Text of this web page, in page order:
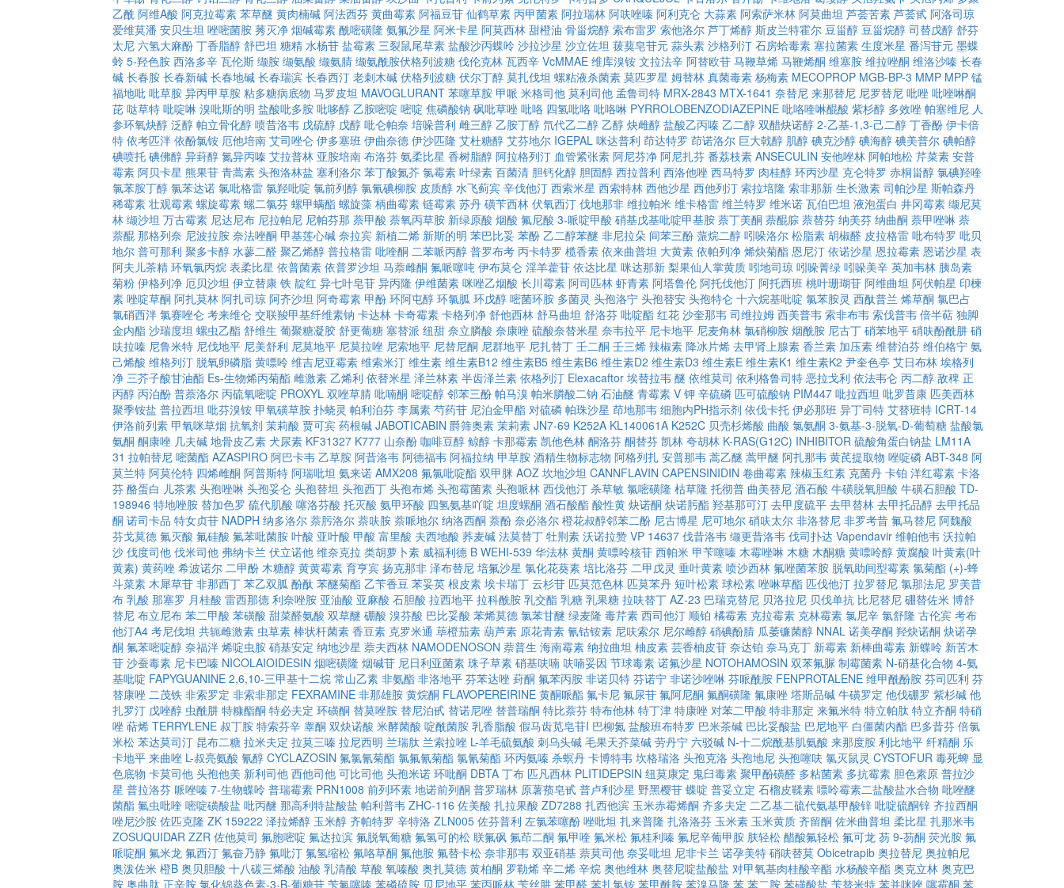
乙酰 阿维A酸 阿克拉霉素 苯草醚 黄肉楠碱 阿法西芬 黄曲霉素 阿福豆苷 仙鹤草素 丙甲菌素 阿拉瑞林 阿呋唑嗪 阿利克仑 大蒜素 阿索萨米林 阿莫曲坦 芦荟苦素 芦荟甙 阿洛司琼
爱维莫潘 安贝生坦 唑嘧菌胺 莠灭净 烟碱霉素 酰嘧磺隆 氨氟沙星 阿米卡星 阿莫西林 甜橙油 骨甾烷醇 索布雷罗 索他洛尔 芦丁烯醇 斯皮兰特霍尔 豆甾醇 豆甾烷醇 司替戊醇 舒芬
太尼 六氢大麻酚 丁香脂醇 舒巴坦 糖精 水杨苷 盐霉素 三裂鼠尾草素 盐酸沙丙蝶呤 沙拉沙星 沙立佐坦 菝葜皂苷元 蒜头素 沙格列汀 石房蛤毒素 塞拉菌素 生度米星 番泻苷元 墨蝶
蛉 5-羟色胺 西洛多辛 瓦伦斯 缬胺 缬氨酸 缬氨腈 缬氨酰胺伏格列波糖 伐伦克林 瓦西辛 VcMMAE 维库溴铵 文拉法辛 阿替欧苷 马鞭草烯 马鞭烯酮 维塞胺 维拉唑酮 维洛沙嗪 长春
碱 长春胺 长春新碱 长春地碱 长春瑞滨 长春西汀 老刺木碱 伏格列波糖 伏尔丁醇 莫扎伐坦 螺粘液杀菌素 莫匹罗星 姆替林 真菌毒素 杨梅素 MECOPROP MGB-BP-3 MMP MPP 锰
福地吡 吡草胺 异丙甲草胺 粘多糖病底物 马罗皮坦 MAVOGLURANT 苯噻草胺 甲哌 米格司他 莫利司他 孟鲁司特 MRX-2843 MTX-1641 奈替尼 来那替尼 尼罗替尼 吡唑 吡唑啉酮
芘 哒草特 吡啶啉 溴吡斯的明 盐酸吡多胺 吡哆醇 乙胺嘧啶 嘧啶 焦磷酸钠 砜吡草唑 吡咯 四氢吡咯 吡咯啉 PYRROLOBENZODIAZEPINE 吡咯喹啉醌酸 紫杉醇 多效唑 帕塞维尼 人
参环氧炔醇 泛醇 帕立骨化醇 喷昔洛韦 戊硫醇 戊醇 吡仑帕奈 培哚普利 雌三醇 乙胺丁醇 氘代乙二醇 乙醇 炔雌醇 盐酸乙丙嗪 乙二醇 双醋炔诺醇 2-乙基-1,3-己二醇 丁香酚 伊卡倍
特 依考匹泮 依酚氯铵 厄他培南 艾司唑仑 伊多塞班 伊曲奈德 伊沙匹隆 艾杜糖醇 艾芬地尔 IGEPAL 咪达普利 茚达特罗 茚诺洛尔 巨大戟醇 肌醇 碘克沙醇 碘海醇 碘美普尔 碘帕醇
碘喷托 碘佛醇 异葑醇 氮异丙嗪 艾拉普林 亚胺培南 布洛芬 氨柔比星 香树脂醇 阿拉格列汀 血管紧张素 阿尼芬净 阿尼扎芬 番荔枝素 ANSECULIN 安他唑林 阿帕地松 芹菜素 安普
霉素 阿贝卡星 熊果苷 青蒿素 头孢洛林盐 塞利洛尔 苯丁酸氮芥 氯霉素 叶绿素 百菌清 胆钙化醇 胆固醇 西拉普利 西洛他唑 西马特罗 肉桂醇 环丙沙星 克仑特罗 赤桐甾醇 氯碘羟喹
氯苯胺丁醇 氯苯达诺 氯吡格雷 氯羟吡啶 氯前列醇 氯氰碘柳胺 皮质醇 水飞蓟宾 辛伐他汀 西索米星 西索特林 西他沙星 西他列汀 索拉培隆 索非那新 生长激素 司帕沙星 斯帕森丹
稀霉素 壮观霉素 螺旋霉素 螺二氯芬 螺甲螨酯 螺旋藻 柄曲霉素 链霉素 苏丹 磺苄西林 伏氧西汀 伐地那非 维拉帕米 维卡格雷 维兰特罗 维米诺 瓦伯巴坦 液泡蛋白 井冈霉素 缬尼莫
林 缬沙坦 万古霉素 尼达尼布 尼拉帕尼 尼帕芬那 萘甲酸 萘氧丙草胺 新绿原酸 烟酸 氟尼酸 3-哌啶甲酸 硝基戊基吡啶甲基胺 萘丁美酮 萘醌腙 萘替芬 纳美芬 纳曲酮 萘甲唑啉 萘
萘醌 那格列奈 尼波拉胺 奈法唑酮 甲基莲心碱 奈拉宾 新植二烯 新斯的明 苯巴比妥 苯酚 乙二醇苯醚 非尼拉朵 间苯三酚 蒎烷二醇 吲哚洛尔 松脂素 胡椒醛 皮拉格雷 吡布特罗 吡贝
地尔 普可那利 聚多卡醇 水蓼二醛 聚乙烯醇 普拉格雷 吡喹酮 二苯哌丙醇 普罗布考 丙卡特罗 榄香素 依来曲普坦 大黄素 依帕列净 烯炔菊酯 恩尼汀 依诺沙星 恩拉霉素 恩诺沙星 表
阿夫儿茶精 环氧氯丙烷 表柔比星 依普菌素 依普罗沙坦 马萘雌酮 氟哌噻吨 伊布莫仑 淫羊藿苷 依达比星 咪达那新 梨果仙人掌黄质 吲地司琼 吲哚菁绿 吲哚美辛 英加韦林 胰岛素
菊粉 伊格列净 厄贝沙坦 伊立替康 铁 靛红 异七叶皂苷 异丙隆 伊维菌素 咪唑乙烟酸 长川霉素 阿司匹林 虾青素 阿塔鲁伦 阿托伐他汀 阿托西班 桃叶珊瑚苷 阿维曲坦 阿伏帕星 印楝
素 唑啶草酮 阿扎莫林 阿扎司琼 阿齐沙坦 阿奇霉素 甲酚 环阿屯醇 环氯胍 环戊醇 嘧菌环胺 多菌灵 头孢洛宁 头孢替安 头孢特仑 十六烷基吡啶 氯苯胺灵 西酞普兰 烯草酮 氯巴占
氯硝西泮 氯赛唑仑 考来维仑 交联羧甲基纤维素钠 卡达林 卡奇霉素 卡格列净 舒他西林 舒马曲坦 舒洛芬 吡啶酯 红花 沙奎那韦 司维拉姆 西美普韦 索非布韦 索伐普韦 倍半萜 独脚
金内酯 沙瑞度坦 螺虫乙酯 舒维生 葡聚糖凝胶 舒更葡糖 塞替派 纽甜 奈立膦酸 奈康唑 硫酸奈替米星 奈韦拉平 尼卡地平 尼麦角林 氯硝柳胺 烟酰胺 尼古丁 硝苯地平 硝呋酚酰肼 硝
呋拉嗪 尼鲁米特 尼伐地平 尼美舒利 尼莫地平 尼莫拉唑 尼索地平 尼替尼酮 尼群地平 尼扎替丁 壬二酮 壬三烯 辣椒素 降冰片烯 去甲肾上腺素 香兰素 加压素 维替泊芬 维伯格宁 氨
己烯酸 维格列汀 脱氧卵磷脂 黄嘌呤 维吉尼亚霉素 维索米汀 维生素 维生素B12 维生素B5 维生素B6 维生素D2 维生素D3 维生素E 维生素K1 维生素K2 尹奎色亭 艾日布林 埃格列
净 三芥子酸甘油酯 Es-生物烯丙菊酯 雌激素 乙烯利 依替米星 泽兰林素 半齿泽兰素 依格列汀 Elexacaftor 埃替拉韦 醚 依维莫司 依利格鲁司特 恶拉戈利 依法韦仑 丙二醇 敌稗 正
丙醇 丙泊酚 普萘洛尔 丙硫氧嘧啶 PROXYL 双唑草腈 吡喃酮 嘧啶醇 邻苯三酚 帕马溴 帕米膦酸二钠 石油醚 青霉素 V 钾 辛硫磷 匹可硫酸钠 PIM447 吡拉西坦 吡罗昔康 匹美西林
聚季铵盐 普拉西坦 吡芬溴铵 甲氧磺草胺 扑蛲灵 帕利泊芬 李属素 芍药苷 尼泊金甲酯 对硫磷 帕珠沙星 茚地那韦 细胞内PH指示剂 依伐卡托 伊必那班 异丁司特 艾替班特 ICRT-14
伊洛前列素 甲氧咪草烟 抗氧剂 茉莉酸 贾可宾 药根碱 JABOTICABIN 爵筛奥素 茉莉素 JN7-69 K252A KL140061A K252C 贝壳杉烯酸 曲酸 氯氨酮 3-氨基-3-脱氧-D-葡萄糖 盐酸氯
氨酮 酮康唑 几夫碱 地骨皮乙素 犬尿素 KF31327 K777 山奈酚 咖啡豆醇 鲸醇 卡那霉素 凯他色林 酮洛芬 酮替芬 凯林 夸胡林 K-RAS(G12C) INHIBITOR 硫酸角蛋白钠盐 LM11A
31 拉帕替尼 嘧菌酯 AZASPIRO 阿巴卡韦 乙草胺 阿昔洛韦 阿德福韦 阿福拉纳 甲草胺 酒精生物标志物 阿格列扎 安普那韦 蒿乙醚 蒿甲醚 阿扎那韦 黄芪提取物 唑啶磷 ABT-348 阿
莫兰特 阿莫伦特 四烯雌酮 阿普斯特 阿瑞吡坦 氨来诺 AMX208 氟氯吡啶酯 双甲脒 AOZ 坎地沙坦 CANNFLAVIN CAPENSINIDIN 卷曲霉素 辣椒玉红素 克菌丹 卡铂 洋红霉素 卡洛
芬 酪蛋白 儿茶素 头孢唑啉 头孢妥仑 头孢替坦 头孢西丁 头孢布烯 头孢霉菌素 头孢哌林 西伐他汀 杀草敏 氯嘧磺隆 枯草隆 托彻普 曲美替尼 酒石酸 牛磺脱氧胆酸 牛磺石胆酸 TD-
198946 特地唑胺 替加色罗 硫代肌酸 噻洛芬酸 托灭酸 氨甲环酸 四氢氨基吖啶 坦度螺酮 酒石酸酯 酸性黄 炔诺酮 炔诺肟酯 羟基那可汀 去甲度硫平 去甲替林 去甲托品醇 去甲托品
酮 诺司卡品 特女贞苷 NADPH 纳多洛尔 萘肟洛尔 萘呋胺 萘哌地尔 纳洛西酮 萘酚 奈必洛尔 橙花叔醇邻苯二酚 尼古博星 尼可地尔 硝呋太尔 非洛替尼 非罗考昔 氟马替尼 阿魏酸
芬戈莫德 氟灭酸 氟硅酸 氟苯吡菌胺 叶酸 亚叶酸 甲酸 富里酸 夫西地酸 荞麦碱 法莫替丁 牡荆素 沃诺拉赞 VP 14637 伐昔洛韦 缬更昔洛韦 伐司扑达 Vapendavir 维帕他韦 沃拉帕
沙 伐度司他 伐米司他 弗纳卡兰 伏立诺他 维奈克拉 类胡萝卜素 威福利德 B WEHI-539 华法林 黄酮 黄嘌呤核苷 西帕米 甲苄噻嗪 木霉唑啉 木糖 木酮糖 黄嘌呤醇 黄腐酸 叶黄素(叶
黄素) 黄药唑 希波诺尔 二甲酚 木糖醇 黄黄霉素 育亨宾 扬克那非 泽布替尼 培氟沙星 氯化花葵素 培比洛芬 二甲戊灵 垂叶黄素 喷沙西林 氟唑菌苯胺 脱氧助间型霉素 氯菊酯 (+)-蜂
斗菜素 木犀草苷 非那西丁 苯乙双胍 酚酞 苯醚菊酯 乙苄香豆 苯妥英 根皮素 埃卡瑞丁 云杉苷 匹莫范色林 匹莫苯丹 短叶松素 球松素 唑啉草酯 匹伐他汀 拉罗替尼 氯那法尼 罗美昔
布 乳酸 那塞罗 月桂酸 雷西那德 利奈唑胺 亚油酸 亚麻酸 石胆酸 拉西地平 拉科酰胺 乳交酯 乳糖 乳果糖 拉呋替丁 AZ-23 巴瑞克替尼 贝洛拉尼 贝伐单抗 比尼替尼 硼替佐米 博舒
替尼 布立尼布 苯二甲酸 苯磺酸 甜菜醛氨酸 双草醚 硼酸 溴芬酸 巴比妥酸 苯烯莫德 氯苯甘醚 绿麦隆 毒芹素 西司他汀 顺铂 橘霉素 克拉霉素 克林霉素 氯尼辛 氯舒隆 古伦宾 考布
他汀A4 考尼伐坦 共轭雌激素 虫草素 棒状杆菌素 香豆素 克罗米通 荜橙茄素 葫芦素 原花青素 氰钴铵素 尼呋索尔 尼尔雌醇 硝碘酚腈 瓜萎镰菌醇 NNAL 诺美孕酮 羟炔诺酮 炔诺孕
酮 氟苯嘧啶醇 奈福泮 烯啶虫胺 硝基安定 纳地沙星 萘夫西林 NAMODENOSON 萘普生 海南霉素 纳拉曲坦 柚皮素 芸香柚皮苷 奈达铂 奈马克丁 新霉素 新棒曲霉素 新蝶呤 新苦木
苷 沙蚕毒素 尼卡巴嗪 NICOLAIOIDESIN 烟嘧磺隆 烟碱苷 尼日利亚菌素 珠子草素 硝基呋喃 呋喃妥因 节球毒素 诺氟沙星 NOTOHAMOSIN 双苯氟脲 制霉菌素 N-硝基化合物 4-氨
基吡啶 FAPYGUANINE 2,6,10-三甲基十二烷 常山乙素 非氨酯 非洛地平 芬苯达唑 葑酮 氟苯丙胺 非诺贝特 芬诺宁 非诺沙唑啉 芬哌酰胺 FENPROTALENE 维甲酰酚胺 芬司匹利 芬
替康唑 二茂铁 非索罗定 非索非那定 FEXRAMINE 非那雄胺 黄烷酮 FLAVOPEREIRINE 黄酮哌酯 氟卡尼 氟尿苷 氟阿尼酮 氟酮磺隆 氟康唑 塔斯品碱 牛磺罗定 他伐硼罗 紫杉碱 他
扎罗汀 戊唑醇 虫酰肼 特糠酯酮 特必夫定 环磺酮 替莫唑胺 替尼泊甙 替诺尼唑 替普瑞酮 特比萘芬 特布他林 特丁津 特康唑 对苯二甲酸 特非那定 来氟米特 特立帕肽 特立齐酮 特硝
唑 萜烯 TERRYLENE 叔丁胺 特索芬辛 睾酮 双炔诺酸 米酵菌酸 啶酰菌胺 乳香脂酸 假马齿苋皂苷I 巴柳氮 盐酸班布特罗 巴米茶碱 巴比妥酸盐 巴尼地平 白僵菌内酯 巴多昔芬 倍氯
米松 苯达莫司汀 昆布二糖 拉米夫定 拉莫三嗪 拉尼西明 兰瑞肽 兰索拉唑 L-羊毛硫氨酸 刺乌头碱 毛果天芥菜碱 劳丹宁 六驳碱 N-十二烷酰基肌氨酸 来那度胺 利比地平 纤精酮 乐
卡地平 来曲唑 L-叔亮氨酸 氰醇 CYCLAZOSIN 氟氯氰菊酯 氯氟氰菊酯 氯氰菊酯 环丙氨嗪 杀螟丹 卡博特韦 坎格瑞洛 头孢克洛 头孢地尼 头孢噻呋 氯灭鼠灵 CYSTOFUR 毒死蜱 显
色底物 卡莫司他 头孢他美 新利司他 西他司他 可比司他 头孢米诺 环吡酮 DBTA 丁布 匹凡西林 PLITIDEPSIN 纽莫康定 鬼臼毒素 聚甲酚磺醛 多粘菌素 多抗霉素 胆色素原 普拉沙
星 普拉洛芬 哌唑嗪 7-生物蝶呤 普瑞霉素 PRN1008 前列环素 地诺前列酮 普罗瑞林 原薯蓣皂甙 普卢利沙星 野黑樱苷 蝶啶 普妥立定 石榴皮鞣素 嘌呤霉素二盐酸盐水合物 吡唑醚
菌酯 氟虫吡喹 嘧啶磺酸盐 吡丙醚 那高利特盐酸盐 帕利普韦 ZHC-116 佐美酸 扎拉果酸 ZD7288 扎西他滨 玉米赤霉烯酮 齐多夫定 二乙基二硫代氨基甲酸锌 吡啶硫酮锌 齐拉西酮
唑尼沙胺 佐匹克隆 ZK 159222 泽拉烯醇 玉米醇 齐帕特罗 辛特洛 ZLN005 佐芬普利 左氯苯噻酚 唑吡坦 扎来普隆 扎洛洛芬 玉米素 玉米黄质 齐留酮 佐米曲普坦 柔比星 扎那米韦
ZOSUQUIDAR ZZR 佐他莫司 氟胞嘧啶 氟达拉滨 氟脱氧葡糖 氟氢可的松 联氟砜 氟茚二酮 氟甲喹 氟米松 氟桂利嗪 氟尼辛葡甲胺 肤轻松 醋酸氟轻松 氟可龙 芴 9-芴酮 荧光胺 氟
哌啶酮 氟米龙 氟西汀 氟奋乃静 氟吡汀 氟氢缩松 氟咯草酮 氟他胺 氟替卡松 奈非那韦 双亚硝基 萘莫司他 奈妥吡坦 尼非卡兰 诺孕美特 硝呋替莫 Obicetrapib 奥拉替尼 奥拉帕尼
奥泼佐米 橙B 奥贝胆酸 十八碳三烯酸 油酸 乳清酸 草酸 氧嗪酸 奥扎莫德 黄柏酮 罗勒烯 辛二烯 辛烷 奥他维林 奥替尼啶盐酸盐 对甲氧基肉桂酸辛酯 水杨酸辛酯 奥克立林 奥克巴
胺 奥曲肽 正辛胺 氯化锦葵色素-3-Β-葡糖苷 苄氟噻嗪 苯磷硫胺 贝尼地平 苯丙哌林 苄丝肼 苯甲醛 苯扎氯铵 苯甲酰胺 苯溴马隆 苯 苯二胺 苯磺酸盐 苄替米特 苯并咪唑 噻霉酮 苯